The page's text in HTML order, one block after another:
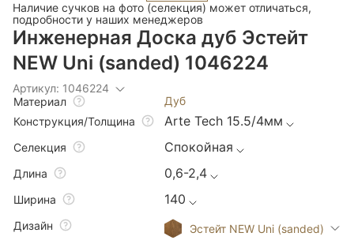
Наличие сучков на фото (селекция) может отличаться,
подробности у наших менеджеров
Инженерная Доска дуб Эстейт
NEW Uni (sanded) 1046224
Артикул: 1046224
Материал
Дуб
Конструкция/Толщина
Arte Tech 15.5/4мм
Селекция Спокойная
Длина 0,6-2,4
Ширина 140
Дизайн
Эстейт NEW Uni (sanded)